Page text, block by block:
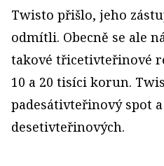
Twisto přišlo, jeho
odmítli. Obecně se ale
takové třicetivteřinové
10 a 20 tisíci korun.
padesátivteřinový spot
desetivteřinových.